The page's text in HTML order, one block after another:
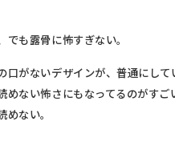
でも露骨に怖すぎない。
口がないデザインが、普通にして
めない怖さにもなってるのがすご
ない。